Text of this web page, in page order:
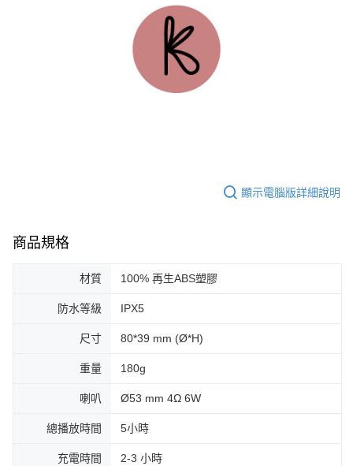
顯示電腦版詳細說明
商品規格
材質 100% 再生ABS塑膠
防水等級 IPX5
尺寸 80*39 mm (Ø*H)
重量 180g
喇叭 Ø53 mm 4Ω 6W
總播放時間 5小時
充電時間 2-3 小時